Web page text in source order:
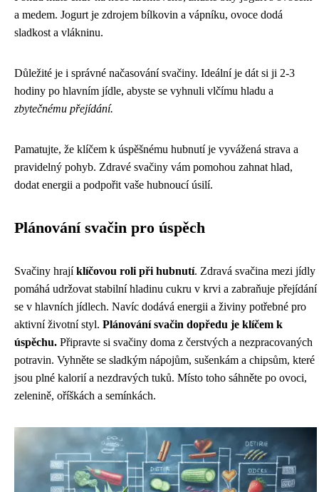
a medem. Jogurt je zdrojem bílkovin a vápníku, ovoce dodá
sladkost a vlákninu.
Důležité je i správné načasování svačiny. Ideální je dát si ji 2-3
hodiny po hlavním jídle, abyste se vyhnuli vlčímu hladu a
zbytečnému přejídání.
Pamatujte, že klíčem k úspěšnému hubnutí je vyvážená strava a
pravidelný pohyb. Zdravé svačiny vám pomohou zahnat hlad,
dodat energii a podpořit vaše hubnoucí úsilí.
Plánování svačin pro úspěch
Svačiny hrajíklíčovou roli při hubnutí. Zdravá svačina mezi jídly
pomáhá udržovat stabilní hladinu cukru v krvi a zabraňuje přejídání
se v hlavních jídlech. Navíc dodává energii a živiny potřebné pro
aktivní životní styl. Plánování svačin dopředu je klíčem k
úspěchu. Připravte si svačiny doma z čerstvých a nezpracovaných
potravin. Vyhněte se sladkým nápojům, sušenkám a chipsům, které
jsou plné kalorií a nezdravých tuků. Místo toho sáhněte po ovoci,
zelenině, oříškách a semínkách.